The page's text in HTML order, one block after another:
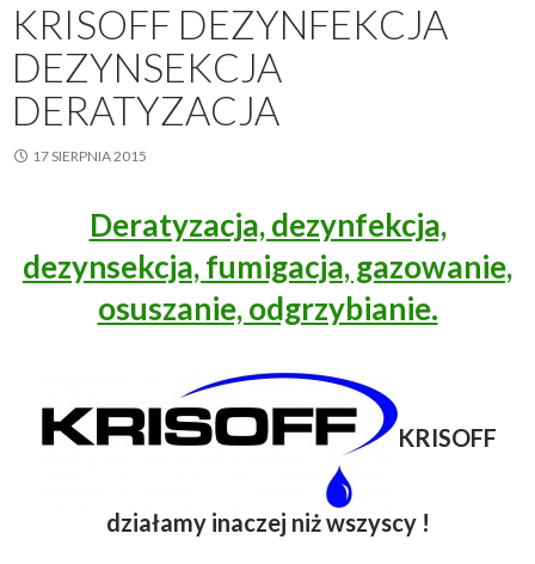
KRISOFF DEZYNFEKCJA
DEZYNSEKCJA
DERATYZACJA
17 SIERPNIA 2015
Deratyzacja, dezynfekcja,
dezynsekcja, fumigacja, gazowanie,
osuszanie, odgrzybianie.
KRISOFF
działamy inaczej niż wszyscy !